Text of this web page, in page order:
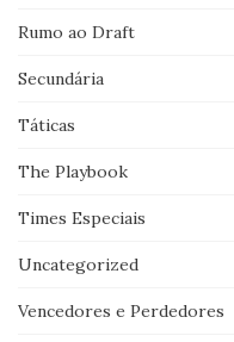
Rumo ao Draft
Secundária
Táticas
The Playbook
Times Especiais
Uncategorized
Vencedores e Perdedores